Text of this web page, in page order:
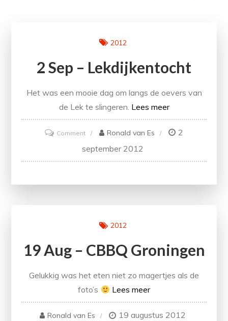
2012
2 Sep – Lekdijkentocht
Het was een mooie dag om langs de oevers van
de Lek te slingeren. Lees meer
Commenton
2
sep
Ronald van Es
2
september 2012
2012
19 Aug – CBBQ Groningen
Gelukkig was het eten niet zo magertjes als de
foto’s
Lees meer
Ronald van Es 19 augustus 2012